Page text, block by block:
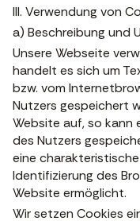
III. Verwendung von
a) Beschreibung und
Unsere Webseite
handelt es sich um
bzw. vom
Nutzers gespeichert
Website auf, so kann
des Nutzers
eine
Identifizierung des
Website ermöglicht.
Wir setzen Cookies